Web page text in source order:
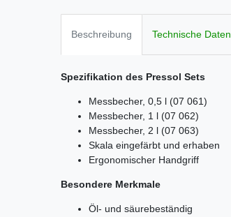
Beschreibung Technische Daten
Spezifikation des Pressol Sets
Messbecher, 0,5 l (07 061)
Messbecher, 1 l (07 062)
Messbecher, 2 l (07 063)
Skala eingefärbt und erhaben
Ergonomischer Handgriff
Besondere Merkmale
Öl- und säurebeständig